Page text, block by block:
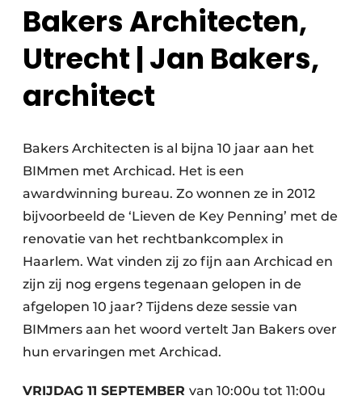
Bakers Architecten,
Utrecht | Jan Bakers,
architect
Bakers Architecten is al bijna 10 jaar aan het
BIMmen met Archicad. Het is een
awardwinning bureau. Zo wonnen ze in 2012
bijvoorbeeld de ‘Lieven de Key Penning’ met de
renovatie van het rechtbankcomplex in
Haarlem. Wat vinden zij zo fijn aan Archicad en
zijn zij nog ergens tegenaan gelopen in de
afgelopen 10 jaar? Tijdens deze sessie van
BIMmers aan het woord vertelt Jan Bakers over
hun ervaringen met Archicad.
VRIJDAG 11 SEPTEMBER van 10:00u tot 11:00u